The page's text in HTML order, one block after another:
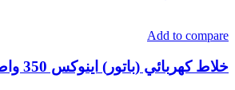
Add to compare
خلاط كهربائي (باتور) اينوكس 350 واط